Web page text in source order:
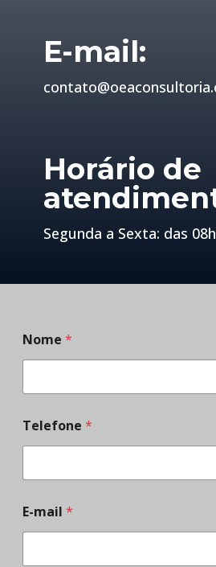
E-mail:
Horário de
Segunda a Sexta: das
Nome *
Telefone *
E-mail *